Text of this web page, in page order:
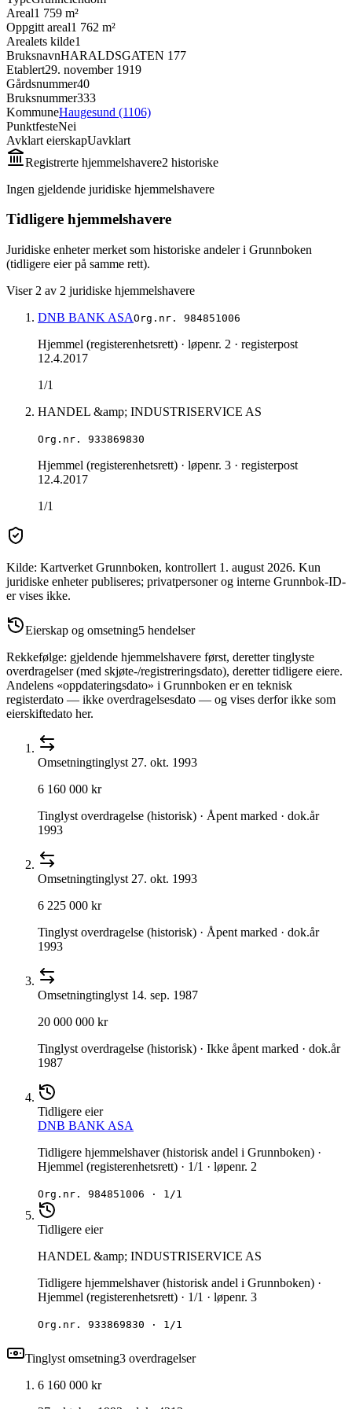
Areal1 759 m²
Oppgitt areal1 762 m²
Arealets kilde1
BruksnavnHARALDSGATEN 177
Etablert29. november 1919
Gårdsnummer40
Bruksnummer333
KommuneHaugesund (1106)
PunktfesteNei
Avklart eierskapUavklart
Registrerte hjemmelshavere2 historiske
Ingen gjeldende juridiske hjemmelshavere
Tidligere hjemmelshavere
Juridiske enheter merket som historiske andeler i Grunnboken
(tidligere eier på samme rett).
Viser 2 av 2 juridiske hjemmelshavere
DNB BANK ASAOrg.nr. 984851006
Hjemmel (registerenhetsrett) · løpenr. 2 · registerpost
12.4.2017
1/1
HANDEL &amp; INDUSTRISERVICE AS
Org.nr. 933869830
Hjemmel (registerenhetsrett) · løpenr. 3 · registerpost
12.4.2017
1/1
Kilde: Kartverket Grunnboken, kontrollert 1. august 2026. Kun
juridiske enheter publiseres; privatpersoner og interne Grunnbok-ID-
er vises ikke.
Eierskap og omsetning5 hendelser
Rekkefølge: gjeldende hjemmelshavere først, deretter tinglyste
overdragelser (med skjøte-/registreringsdato), deretter tidligere eiere.
Andelens «oppdateringsdato» i Grunnboken er en teknisk
registerdato — ikke overdragelsesdato — og vises derfor ikke som
eierskiftedato her.
Omsetningtinglyst 27. okt. 1993
6 160 000 kr
Tinglyst overdragelse (historisk) · Åpent marked · dok.år
1993
Omsetningtinglyst 27. okt. 1993
6 225 000 kr
Tinglyst overdragelse (historisk) · Åpent marked · dok.år
1993
Omsetningtinglyst 14. sep. 1987
20 000 000 kr
Tinglyst overdragelse (historisk) · Ikke åpent marked · dok.år
1987
Tidligere eier
DNB BANK ASA
Tidligere hjemmelshaver (historisk andel i Grunnboken) ·
Hjemmel (registerenhetsrett) · 1/1 · løpenr. 2
Org.nr. 984851006 · 1/1
Tidligere eier
HANDEL &amp; INDUSTRISERVICE AS
Tidligere hjemmelshaver (historisk andel i Grunnboken) ·
Hjemmel (registerenhetsrett) · 1/1 · løpenr. 3
Org.nr. 933869830 · 1/1
Tinglyst omsetning3 overdragelser
6 160 000 kr